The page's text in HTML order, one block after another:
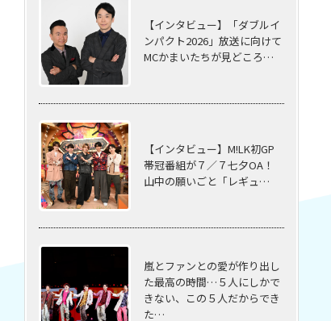
【インタビュー】「ダブルイ
ンパクト2026」放送に向けて
MCかまいたちが見どころ…
【インタビュー】M!LK初GP
帯冠番組が７／７七夕OA！
山中の願いごと「レギュ…
嵐とファンとの愛が作り出し
た最高の時間…５⼈にしかで
きない、この５⼈だからでき
た…